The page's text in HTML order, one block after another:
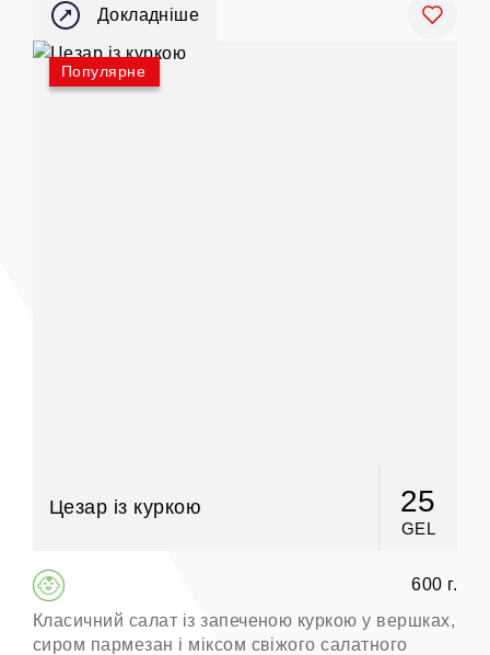
Докладніше
Популярне
Цезар із куркою 25
GEL
600 г.
Класичний салат із запеченою куркою у вершках,
сиром пармезан і міксом свіжого салатного